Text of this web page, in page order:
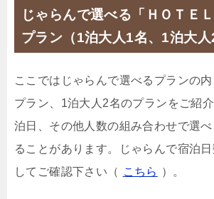
じゃらんで選べる「ＨＯＴＥ
プラン（1泊大人1名、1泊大人
ここではじゃらんで選べるプランの
プラン、1泊大人2名のプランをご紹
泊日、その他人数の組み合わせで選
ることがあります。じゃらんで宿泊
してご確認下さい（ こちら ）。